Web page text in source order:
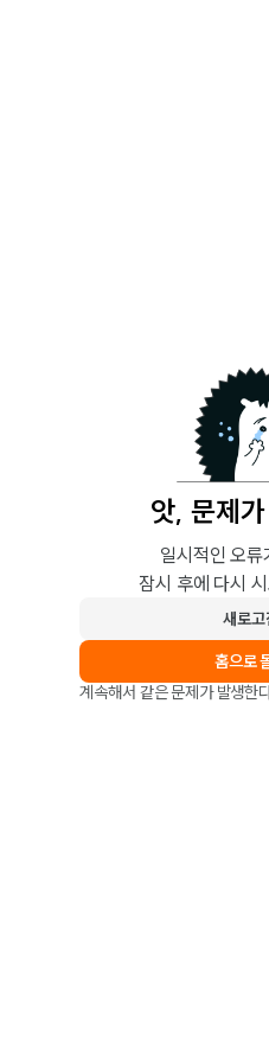
앗, 문제
일시적인 오류
잠시 후에 다시
새로
홈으로
계속해서 같은 문제가 발생한